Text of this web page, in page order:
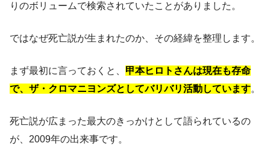
りのボリュームで検索されていたことがありました。
ではなぜ死亡説が生まれたのか、その経緯を整理します。
まず最初に言っておくと、 甲本ヒロトさんは現在も存命
で、ザ・クロマニヨンズとしてバリバリ活動しています。
死亡説が広まった最大のきっかけとして語られているの
が、2009年の出来事です。